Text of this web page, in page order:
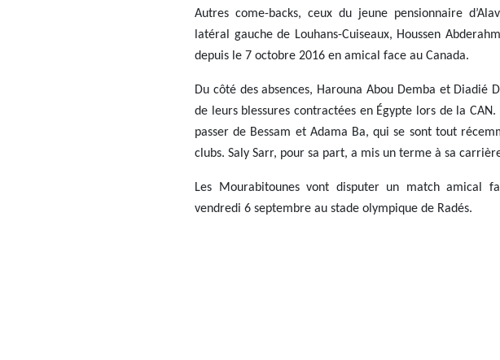
Autres come-backs, ceux du jeune pensionnaire
latéral gauche de Louhans-Cuiseaux, Houssen
depuis le 7 octobre 2016 en amical face au Canada.
Du côté des absences, Harouna Abou Demba et Diadié
de leurs blessures contractées en Égypte lors de la
passer de Bessam et Adama Ba, qui se sont tout
clubs. Saly Sarr, pour sa part, a mis un terme à sa
Les Mourabitounes vont disputer un match amical
vendredi 6 septembre au stade olympique de Radés.